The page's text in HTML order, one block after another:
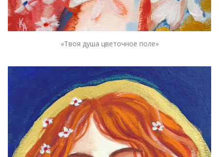
«Твоя душа цветочное поле»